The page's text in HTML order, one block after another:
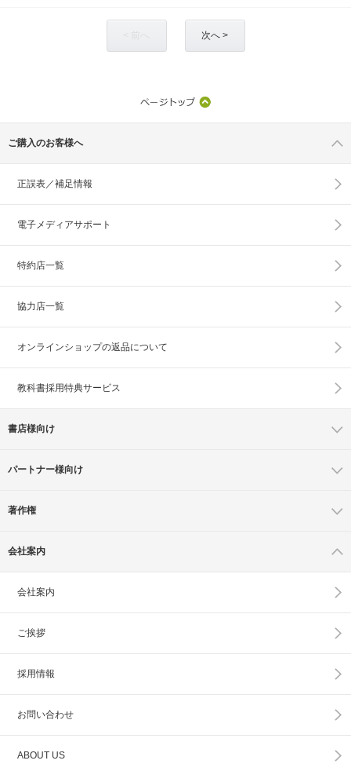
次へ >
ご購入のお客様へ
正誤表／補足情報
電子メディアサポート
特約店一覧
協力店一覧
オンラインショップの返品について
教科書採用特典サービス
書店様向け
パートナー様向け
著作権
会社案内
会社案内
ご挨拶
採用情報
お問い合わせ
ABOUT US